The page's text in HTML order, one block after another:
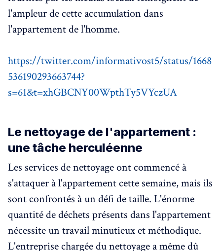
l'ampleur de cette accumulation dans
l'appartement de l'homme.
https://twitter.com/informativost5/status/1668
536190293663744?
s=61&t=xhGBCNY00WpthTy5VYczUA
Le nettoyage de l'appartement :
une tâche herculéenne
Les services de nettoyage ont commencé à
s'attaquer à l'appartement cette semaine, mais ils
sont confrontés à un défi de taille. L'énorme
quantité de déchets présents dans l'appartement
nécessite un travail minutieux et méthodique.
L'entreprise chargée du nettoyage a même dû